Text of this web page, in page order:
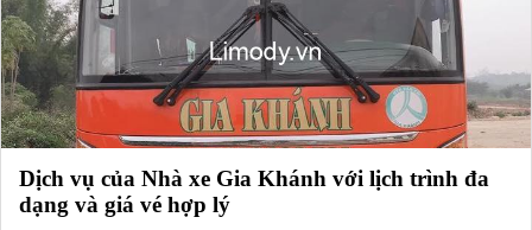
Dịch vụ của Nhà xe Gia Khánh với lịch trình đa
dạng và giá vé hợp lý